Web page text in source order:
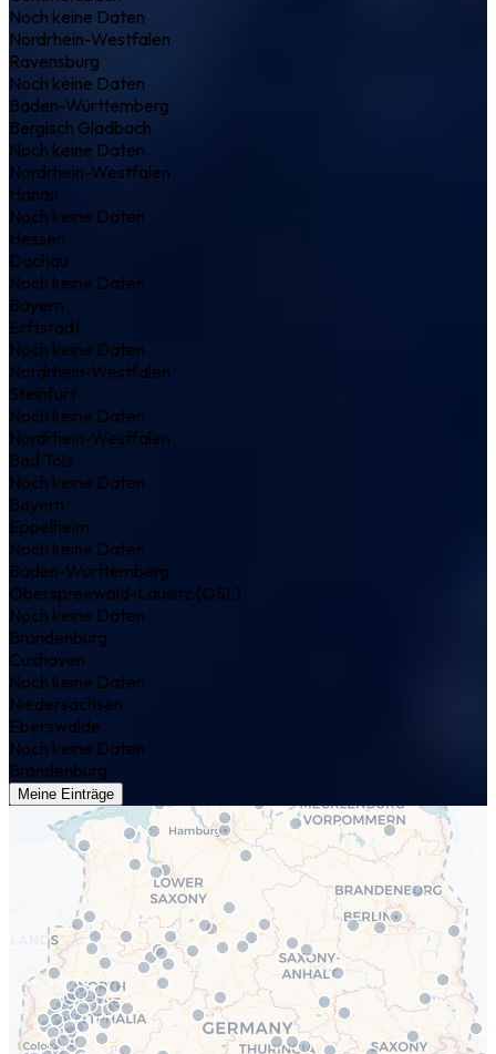
Noch keine Daten
Nordrhein-Westfalen
Ravensburg
Noch keine Daten
Baden-Württemberg
Bergisch Gladbach
Noch keine Daten
Nordrhein-Westfalen
Hanau
Noch keine Daten
Hessen
Dachau
Noch keine Daten
Bayern
Erftstadt
Noch keine Daten
Nordrhein-Westfalen
Steinfurt
Noch keine Daten
Nordrhein-Westfalen
Bad Tölz
Noch keine Daten
Bayern
Eppelheim
Noch keine Daten
Baden-Württemberg
Oberspreewald-Lausitz (OSL)
Noch keine Daten
Brandenburg
Cuxhaven
Noch keine Daten
Niedersachsen
Eberswalde
Noch keine Daten
Brandenburg
Meine Einträge